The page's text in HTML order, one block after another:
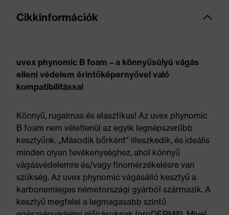
Cikkinformációk
uvex phynomic B foam – a könnyűsúlyú vágás
elleni védelem érintőképernyővel való
kompatibilitással
Könnyű, rugalmas és elasztikus! Az uvex phynomic
B foam nem véletlenül az egyik legnépszerűbb
kesztyűnk. „Második bőrként” illeszkedik, és ideális
minden olyan tevékenységhez, ahol könnyű
vágásvédelemre és/vagy finomérzékelésre van
szükség. Az uvex phynomic vágásálló kesztyű a
karbonemleges németországi gyárból származik. A
kesztyű megfelel a legmagasabb szintű